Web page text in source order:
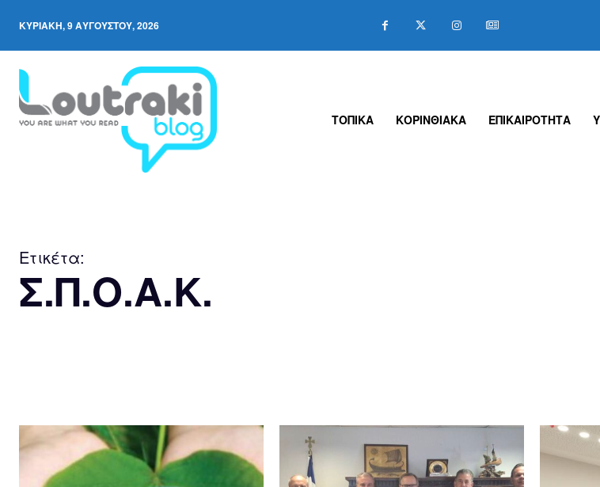
ΚΥΡΙΑΚΉ, 9 ΑΥΓΟΎΣΤΟΥ, 2026
ΤΟΠΙΚΑ ΚΟΡΙΝΘΙΑΚΑ ΕΠΙΚΑΙΡΟΤΗΤΑ
Ετικέτα:
Σ.Π.Ο.Α.Κ.